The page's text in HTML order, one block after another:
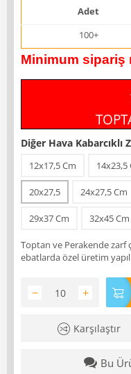
Adet
100+
Minimum sipariş
Diğer Hava Kabarcıklı
12x17,5 Cm 14x23,5
20x27,5 24x27,5 Cm
29x37 Cm 32x45 Cm
Toptan ve Perakende zarf
ebatlarda özel üretim
+
−
Karşılaştır
Bu